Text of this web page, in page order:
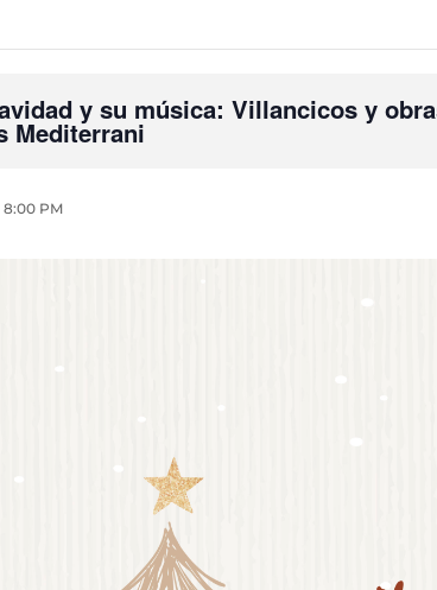
y su música: Villancicos y
Mediterrani
8:00 PM